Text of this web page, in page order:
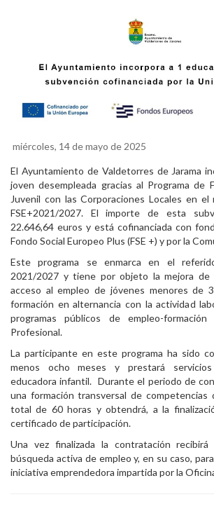
miércoles, 14 de mayo de 2025
El Ayuntamiento de Valdetorres de Jarama
joven desempleada gracias al Programa de
Juvenil con las Corporaciones Locales en el
FSE+2021/2027. El importe de esta
22.646,64 euros y está cofinanciada con
Fondo Social Europeo Plus (FSE +) y por la
Este programa se enmarca en el
2021/2027 y tiene por objeto la mejora de
acceso al empleo de jóvenes menores de
formación en alternancia con la actividad
programas públicos de empleo-
Profesional.
La participante en este programa ha sido
menos ocho meses y prestará servicios
educadora infantil. Durante el periodo de
una formación transversal de competencias
total de 60 horas y obtendrá, a la
certificado de participación.
Una vez finalizada la contratación
búsqueda activa de empleo y, en su caso,
iniciativa emprendedora impartida por la